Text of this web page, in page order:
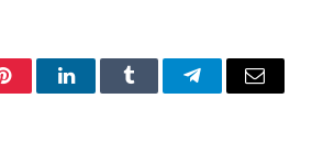
PinterestLinkedInTumblr TelegramEmail